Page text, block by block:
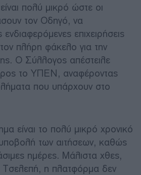
πολύ μικρό ώστε οι
τον Οδηγό, να
επιχειρήσεις
πλήρη φάκελο για την
Ο Σύλλογος απέστειλε
το ΥΠΕΝ, αναφέροντας
που υπάρχουν στο
είναι το πολύ μικρό χρονικό
των αιτήσεων, καθώς
ημέρες. Μάλιστα χθες,
η πλατφόρμα δεν